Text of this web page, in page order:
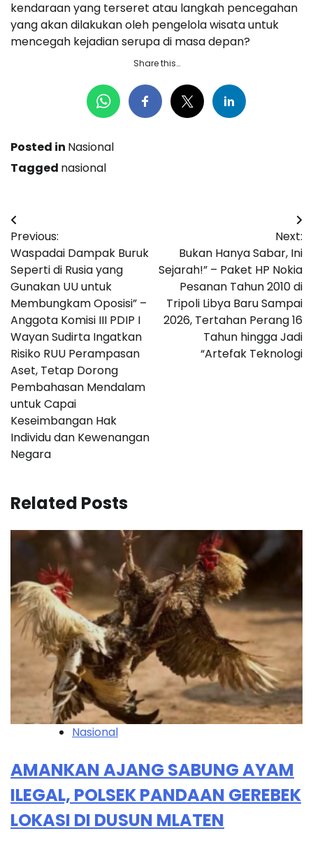
kendaraan yang terseret atau langkah pencegahan
yang akan dilakukan oleh pengelola wisata untuk
mencegah kejadian serupa di masa depan?
Share this…
Posted in Nasional
Tagged nasional
Navigasi
pos
Previous:
Waspadai Dampak Buruk
Seperti di Rusia yang
Gunakan UU untuk
Membungkam Oposisi” –
Anggota Komisi III PDIP I
Wayan Sudirta Ingatkan
Risiko RUU Perampasan
Aset, Tetap Dorong
Pembahasan Mendalam
untuk Capai
Keseimbangan Hak
Individu dan Kewenangan
Negara
Next:
Bukan Hanya Sabar, Ini
Sejarah!” – Paket HP Nokia
Pesanan Tahun 2010 di
Tripoli Libya Baru Sampai
2026, Tertahan Perang 16
Tahun hingga Jadi
“Artefak Teknologi
Related Posts
Nasional
AMANKAN AJANG SABUNG AYAM
ILEGAL, POLSEK PANDAAN GEREBEK
LOKASI DI DUSUN MLATEN